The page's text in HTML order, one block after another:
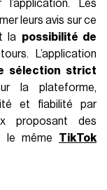
Les
leurs avis sur ce
la possibilité de
L’application
sélection strict
la plateforme,
et fiabilité par
proposant des
le même TikTok